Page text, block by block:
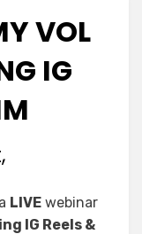
VOL
IG
LIVE webinar
IG Reels &